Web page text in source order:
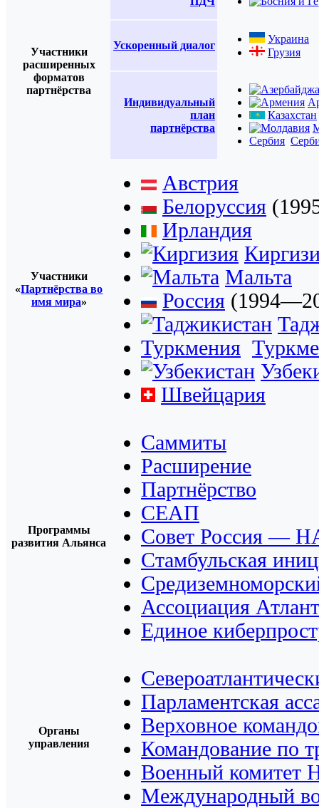
Участники
расширенных
форматов
партнёрства
Ускоренный диалог
Украина
Грузия
Индивидуальный
план
партнёрства
Казахстан
Сербия
Участники
«Партнёрства во
имя мира»
Австрия
Белоруссия
Ирландия
Мальта
Россия
Туркмения
Швейцария
Программы
развития Альянса
Саммиты
Расширение
Партнёрство
СЕАП
Совет Россия —
Стамбульская
Ассоциация
Единое
Органы
управления
Парламентская
Верховное
Командование по
Военный комитет
Международный